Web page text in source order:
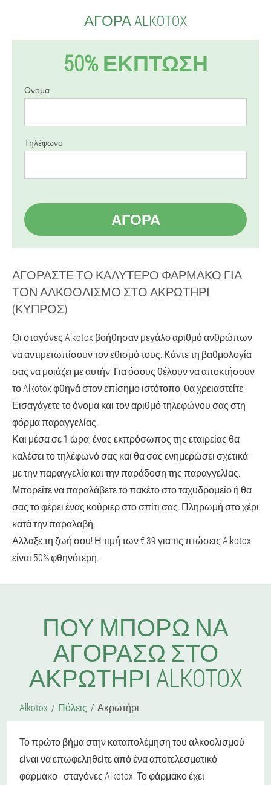
ΑΓΟΡΆ ALKOTOX
50% ΕΚΠΤΩΣΗ
Ονομα
Τηλέφωνο
ΑΓΟΡΆ
ΑΓΟΡΆΣΤΕ ΤΟ ΚΑΛΎΤΕΡΟ ΦΆΡΜΑΚΟ ΓΙΑ
ΤΟΝ ΑΛΚΟΟΛΙΣΜΌ ΣΤΟ ΑΚΡΩΤΉΡΙ
(ΚΎΠΡΟΣ)
Οι σταγόνες Alkotox βοήθησαν μεγάλο αριθμό ανθρώπων
να αντιμετωπίσουν τον εθισμό τους. Κάντε τη βαθμολογία
σας να μοιάζει με αυτήν. Για όσους θέλουν να αποκτήσουν
το Alkotox φθηνά στον επίσημο ιστότοπο, θα χρειαστείτε:
Εισαγάγετε το όνομα και τον αριθμό τηλεφώνου σας στη
φόρμα παραγγελίας.
Και μέσα σε 1 ώρα, ένας εκπρόσωπος της εταιρείας θα
καλέσει το τηλέφωνό σας και θα σας ενημερώσει σχετικά
με την παραγγελία και την παράδοση της παραγγελίας.
Μπορείτε να παραλάβετε το πακέτο στο ταχυδρομείο ή θα
σας το φέρει ένας κούριερ στο σπίτι σας. Πληρωμή στο χέρι
κατά την παραλαβή.
Αλλαξε τη ζωή σου! Η τιμή των € 39 για τις πτώσεις Alkotox
είναι 50% φθηνότερη.
ΠΟΎ ΜΠΟΡΏ ΝΑ
ΑΓΟΡΆΣΩ ΣΤΟ
ΑΚΡΩΤΉΡΙ ALKOTOX
Alkotox Πόλεις Ακρωτήρι
Το πρώτο βήμα στην καταπολέμηση του αλκοολισμού
είναι να επωφεληθείτε από ένα αποτελεσματικό
φάρμακο - σταγόνες Alkotox. Το φάρμακο έχει